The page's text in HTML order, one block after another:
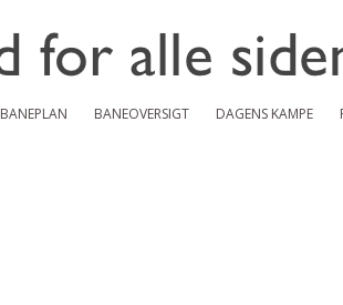
BANEPLAN BANEOVERSIGT DAGENS KAMPE